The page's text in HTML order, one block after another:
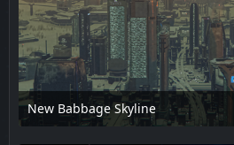
New Babbage Skyline
17. Februar 2025 um 14:08